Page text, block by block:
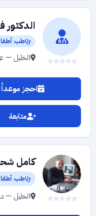
طب
الخليل —
احجز موعداً
متابعة
كامل
طب
الخليل —